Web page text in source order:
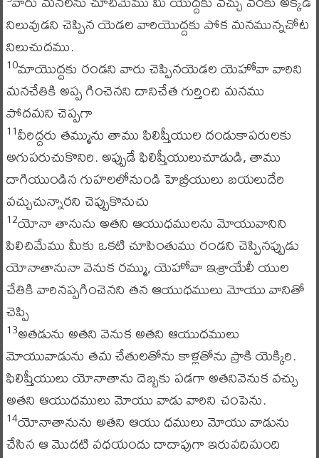
నిలువుడని చెప్పిన యెడల వారియొద్దకు పోక మనమున్నచోట
నిలుచుదము.
10మాయొద్దకు రండని వారు చెప్పినయెడల యెహోవా వారిని
మనచేతికి అప్ప గించెనని దానిచేత గుర్తించి మనము
పోదమని చెప్పగా
11వీరిద్దరు తమ్మును తాము ఫిలిష్తీయుల దండుకాపరులకు
అగుపరుచుకొనిరి. అప్పుడే ఫిలిష్తీయులుచూడుడి, తాము
దాగియుండిన గుహలలోనుండి హెబ్రీయులు బయలుదేరి
వచ్చుచున్నారని చెప్పుకొనుచు
12యోనా తానును అతని ఆయుధములను మోయువానిని
పిలిచిమేము మీకు ఒకటి చూపింతుము రండని చెప్పినప్పుడు
యోనాతానునా వెనుక రమ్ము, యెహోవా ఇశ్రాయేలీ యుల
చేతికి వారినప్పగించెనని తన ఆయుధములు మోయు వానితో
చెప్పి
13అతడును అతని వెనుక అతని ఆయుధములు
మోయువాడును తమ చేతులతోను కాళ్లతోను ప్రాకి యెక్కిరి.
ఫిలిష్తీయులు యోనాతాను దెబ్బకు పడగా అతనివెనుక వచ్చు
అతని ఆయుధములు మోయు వాడు వారిని చంపెను.
14యోనాతానును అతని ఆయు ధములు మోయు వాడును
చేసిన ఆ మొదటి వధయందు దాదాపుగా ఇరువదిమంది